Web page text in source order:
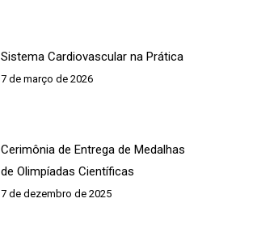
Sistema Cardiovascular na Prática
7 de março de 2026
Cerimônia de Entrega de Medalhas
de Olimpíadas Científicas
7 de dezembro de 2025